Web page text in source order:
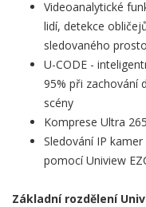
Videoanalytické
lidí, detekce
sledovaného
U-CODE -
95% při zachování
scény
Komprese Ultra
Sledování IP
pomocí Uniview
Základní rozdělení